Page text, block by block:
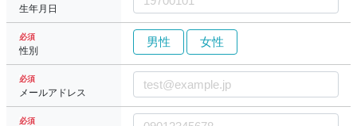
生年月日
必須
性別
男性 女性
必須
メールアドレス
必須